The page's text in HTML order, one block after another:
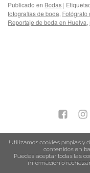
Publicado en Bodas |
fotografías de boda, Fotógrafo
Reportaje de boda en Huelva,
Utilizamos cookies propias y
contenidos en
Puedes aceptar todas las
información o